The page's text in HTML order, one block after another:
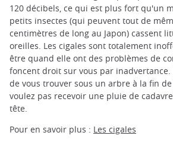
120 décibels, ce qui est plus fort qu'un
petits insectes (qui peuvent tout de
centimètres de long au Japon) cassent
oreilles. Les cigales sont totalement
être quand elle ont des problèmes de
foncent droit sur vous par inadvertance.
de vous trouver sous un arbre à la fin
voulez pas recevoir une pluie de
tête.
Pour en savoir plus : Les cigales